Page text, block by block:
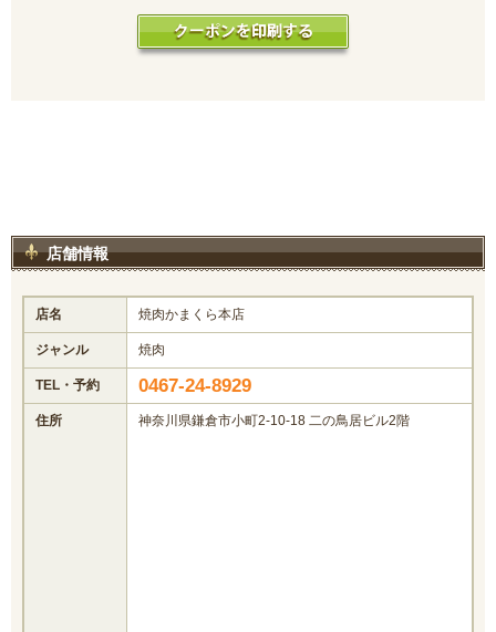
店舗情報
店名 焼肉かまくら本店
ジャンル 焼肉
TEL・予約 0467-24-8929
住所 神奈川県鎌倉市小町2-10-18 二の鳥居ビル2階